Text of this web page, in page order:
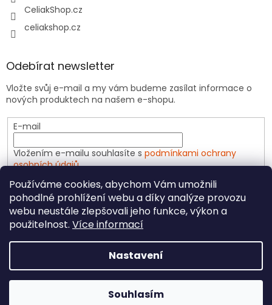
Používáme cookies, abychom Vám umožnili
pohodlné prohlížení webu a díky analýze provozu
webu neustále zlepšovali jeho funkce, výkon a
použitelnost. Více informací
Nastavení
Souhlasím
CeliakShop.cz
celiakshop.cz
Odebírat newsletter
Vložte svůj e-mail a my vám budeme zasílat informace o
nových produktech na našem e-shopu.
E-mail
Vložením e-mailu souhlasíte s podmínkami ochrany
osobních údajů
PŘIHLÁSIT SE
Copyright 2026CeliakShop.cz. Všechna práva
vyhrazena.